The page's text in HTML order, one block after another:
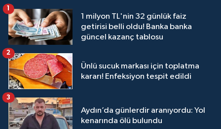
1 milyon TL'nin 32 günlük faiz
getirisi belli oldu! Banka banka
güncel kazanç tablosu
1
Ünlü sucuk markası için toplatma
kararı! Enfeksiyon tespit edildi
2
Aydın’da günlerdir aranıyordu: Yol
kenarında ölü bulundu
3